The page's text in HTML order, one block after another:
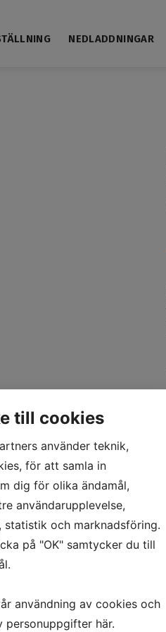
NEDLADDNINGAR
information
till cookies
använder teknik,
för att samla in
dig för olika ändamål,
användarupplevelse,
statistik och marknadsföring.
på "OK" samtycker du till
användning av cookies och
personuppgifter här.